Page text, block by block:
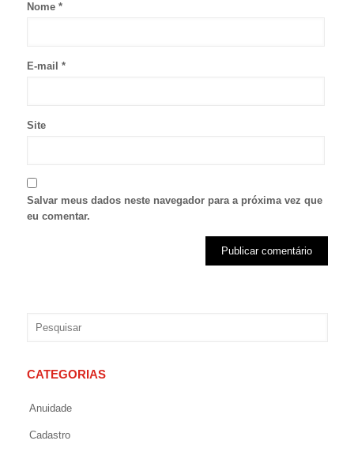
Nome *
E-mail *
Site
Salvar meus dados neste navegador para a próxima vez que
eu comentar.
CATEGORIAS
Anuidade
Cadastro